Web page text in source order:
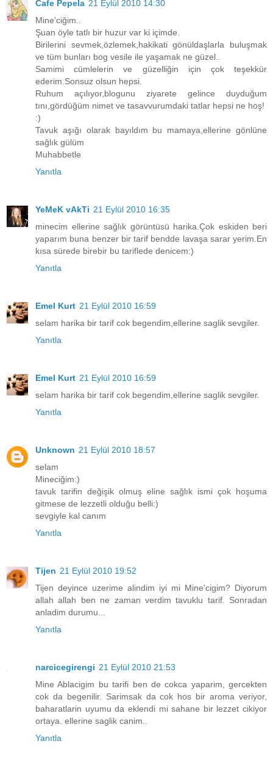
Cafe Pepela 21 Eylül 2010 14:30
Mine'ciğim..
Şuan öyle tatlı bir huzur var ki içimde.
Birilerini sevmek,özlemek,hakikati gönüldaşlarla buluşmak
ve tüm bunları bog vesile ile yaşamak ne güzel..
Samimi cümlelerin ve güzelliğin için çok teşekkür
ederim.Sonsuz olsun hepsi.
Ruhum açılıyor,blogunu ziyarete gelince duyduğum
tını,gördüğüm nimet ve tasavvurumdaki tatlar hepsi ne hoş!
:)
Tavuk aşığı olarak bayıldım bu mamaya,ellerine gönlüne
sağlık gülüm
Muhabbetle
Yanıtla
YeMeK vAkTi 21 Eylül 2010 16:35
minecim ellerine sağlık görüntüsü harika.Çok eskiden beri
yaparım buna benzer bir tarif bendde lavaşa sarar yerim.En
kısa sürede birebir bu tariflede denicem:)
Yanıtla
Emel Kurt 21 Eylül 2010 16:59
selam harika bir tarif cok begendim,ellerine saglik sevgiler.
Yanıtla
Emel Kurt 21 Eylül 2010 16:59
selam harika bir tarif cok begendim,ellerine saglik sevgiler.
Yanıtla
Unknown 21 Eylül 2010 18:57
selam
Mineciğim:)
tavuk tarifin değişik olmuş eline sağlık ismi çok hoşuma
gitmese de lezzetli olduğu belli:)
sevgiyle kal canım
Yanıtla
Tijen 21 Eylül 2010 19:52
Tijen deyince uzerime alindim iyi mi Mine'cigim? Diyorum
allah allah ben ne zaman verdim tavuklu tarif. Sonradan
anladim durumu...
Yanıtla
narcicegirengi 21 Eylül 2010 21:53
Mine Ablacigim bu tarifi ben de cokca yaparim, gercekten
cok da begenilir. Sarimsak da cok hos bir aroma veriyor,
baharatlarin uyumu da eklendi mi sahane bir lezzet cikiyor
ortaya. ellerine saglik canim..
Yanıtla